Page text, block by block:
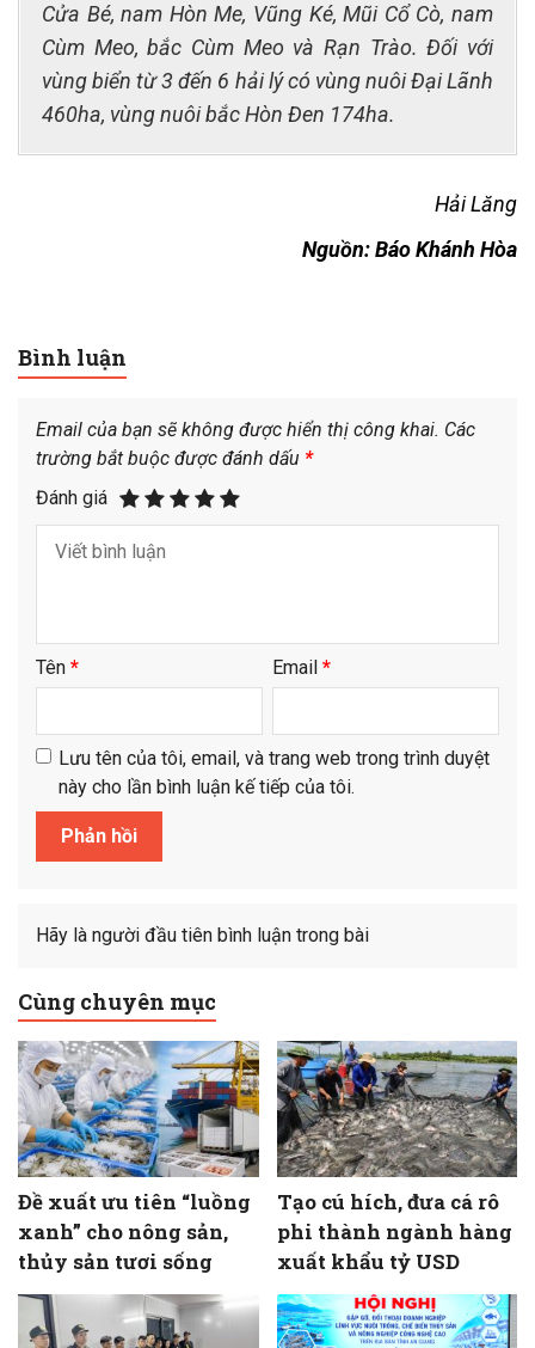
Cửa Bé, nam Hòn Me, Vũng Ké, Mũi Cổ Cò, nam
Cùm Meo, bắc Cùm Meo và Rạn Trào. Đối với
vùng biển từ 3 đến 6 hải lý có vùng nuôi Đại Lãnh
460ha, vùng nuôi bắc Hòn Đen 174ha.
Hải Lăng
Nguồn: Báo Khánh Hòa
Bình luận
Email của bạn sẽ không được hiển thị công khai. Các
trường bắt buộc được đánh dấu *
Đánh giá
Tên * Email *
Lưu tên của tôi, email, và trang web trong trình duyệt
này cho lần bình luận kế tiếp của tôi.
Hãy là người đầu tiên bình luận trong bài
Cùng chuyên mục
Đề xuất ưu tiên “luồng
xanh” cho nông sản,
thủy sản tươi sống
Tạo cú hích, đưa cá rô
phi thành ngành hàng
xuất khẩu tỷ USD